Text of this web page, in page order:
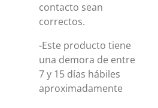
contacto sean
correctos.
-Este producto tiene
una demora de entre
7 y 15 días hábiles
aproximadamente